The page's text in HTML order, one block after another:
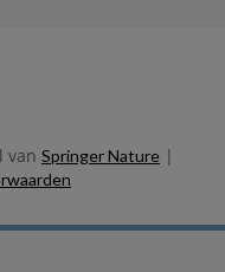
van Springer Nature |